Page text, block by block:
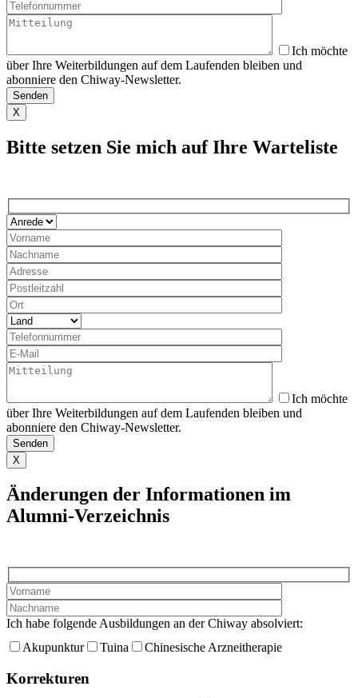
Ich möchte
über Ihre Weiterbildungen auf dem Laufenden bleiben und
abonniere den Chiway-Newsletter.
X
Bitte setzen Sie mich auf Ihre Warteliste
Ich möchte
über Ihre Weiterbildungen auf dem Laufenden bleiben und
abonniere den Chiway-Newsletter.
X
Änderungen der Informationen im
Alumni-Verzeichnis
Ich habe folgende Ausbildungen an der Chiway absolviert:
Akupunktur
Tuina Chinesische Arzneitherapie
Korrekturen